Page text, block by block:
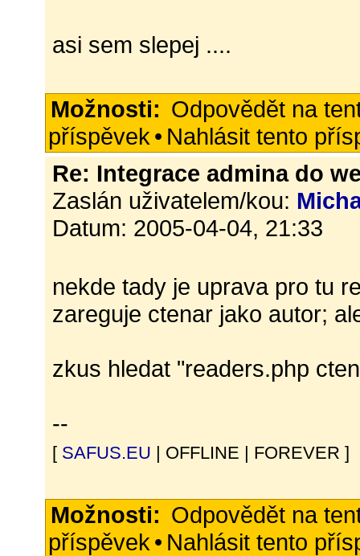
asi sem slepej ....
Možnosti: Odpovědět na
příspěvek • Nahlásit tento
Re: Integrace admina do
Zaslán uživatelem/kou:
Datum: 2005-04-04, 21:33
nekde tady je uprava pro tu
zareguje ctenar jako autor;
zkus hledat "readers.php
--
[ SAFUS.EU | OFFLINE | FOREVER ]
Možnosti: Odpovědět na
příspěvek • Nahlásit tento